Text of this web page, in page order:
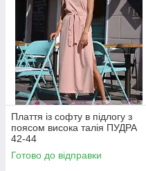
Плаття із софту в підлогу з
поясом висока талія ПУДРА
42-44
Готово до відправки